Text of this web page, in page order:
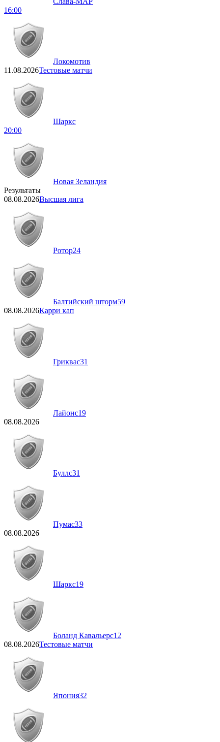
16:00
Локомотив
11.08.2026Тестовые матчи
Шаркс
20:00
Новая Зеландия
Результаты
08.08.2026Высшая лига
Ротор24
Балтийский шторм59
08.08.2026Карри кап
Гриквас31
Лайонс19
08.08.2026
Буллс31
Пумас33
08.08.2026
Шаркс19
Боланд Кавальерс12
08.08.2026Тестовые матчи
Япония32